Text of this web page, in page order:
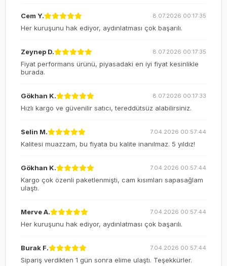
Cem Y. 8.07.2026 00:17:35
Her kuruşunu hak ediyor, aydınlatması çok başarılı.
Zeynep D. 8.07.2026 00:17:35
Fiyat performans ürünü, piyasadaki en iyi fiyat kesinlikle
burada.
Gökhan K. 8.07.2026 00:17:33
Hızlı kargo ve güvenilir satıcı, tereddütsüz alabilirsiniz.
Selin M. 7.04.2026 00:57:44
Kalitesi muazzam, bu fiyata bu kalite inanılmaz. 5 yıldız!
Gökhan K. 7.04.2026 00:57:44
Kargo çok özenli paketlenmişti, cam kısımları sapasağlam
ulaştı.
Merve A. 7.04.2026 00:57:44
Her kuruşunu hak ediyor, aydınlatması çok başarılı.
Burak F. 7.04.2026 00:57:44
Sipariş verdikten 1 gün sonra elime ulaştı. Teşekkürler.